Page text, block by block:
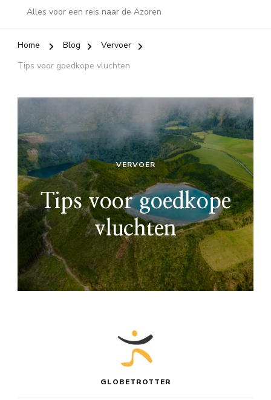
Alles voor een reis naar de Azoren
Home Blog
Vervoer
Tips voor goedkope vluchten
VERVOER
Tips voor goedkope
vluchten
GLOBETROTTER